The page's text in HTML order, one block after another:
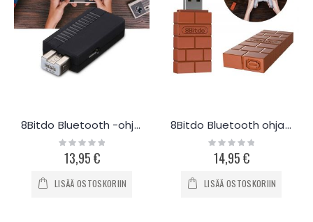
8Bitdo Bluetooth -ohjainadapteri, NES & SNES Mini Classic
Rating:
0%
13,95 €
LISÄÄ OSTOSKORIIN
8Bitdo Bluetooth ohjainadapteri Switch / PC
Rating:
0%
14,95 €
LISÄÄ OSTOSKORIIN